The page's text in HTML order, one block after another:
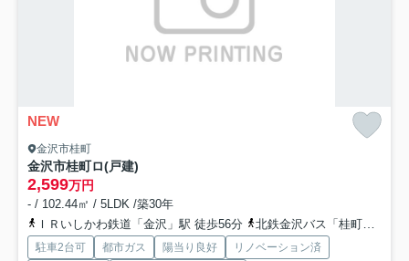
NEW
金沢市桂町
金沢市桂町ロ(戸建)
2,599万円
- / 102.44㎡ / 5LDK /築30年
ＩＲいしかわ鉄道「金沢」駅 徒歩56分
北鉄金沢バス「桂町南バス停」バス停下車 徒歩9分
駐車2台可 都市ガス 陽当り良好
リノベーション済